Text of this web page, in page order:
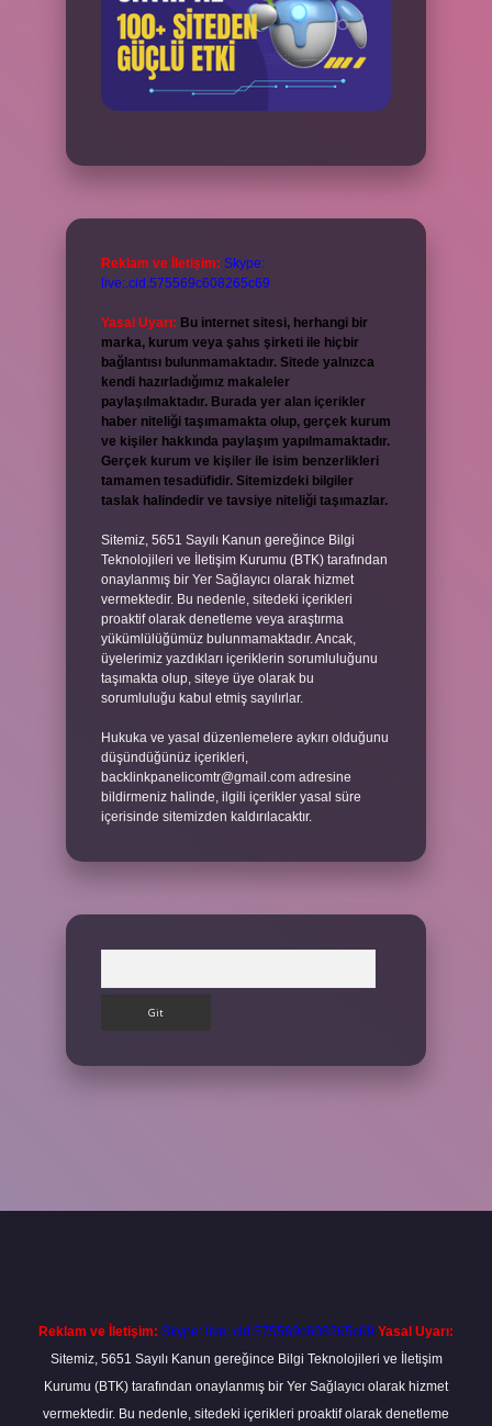
Reklam ve İletişim: Skype:
live:.cid.575569c608265c69
Yasal Uyarı: Bu internet sitesi, herhangi bir
marka, kurum veya şahıs şirketi ile hiçbir
bağlantısı bulunmamaktadır. Sitede yalnızca
kendi hazırladığımız makaleler
paylaşılmaktadır. Burada yer alan içerikler
haber niteliği taşımamakta olup, gerçek kurum
ve kişiler hakkında paylaşım yapılmamaktadır.
Gerçek kurum ve kişiler ile isim benzerlikleri
tamamen tesadüfidir. Sitemizdeki bilgiler
taslak halindedir ve tavsiye niteliği taşımazlar.
Sitemiz, 5651 Sayılı Kanun gereğince Bilgi
Teknolojileri ve İletişim Kurumu (BTK) tarafından
onaylanmış bir Yer Sağlayıcı olarak hizmet
vermektedir. Bu nedenle, sitedeki içerikleri
proaktif olarak denetleme veya araştırma
yükümlülüğümüz bulunmamaktadır. Ancak,
üyelerimiz yazdıkları içeriklerin sorumluluğunu
taşımakta olup, siteye üye olarak bu
sorumluluğu kabul etmiş sayılırlar.
Hukuka ve yasal düzenlemelere aykırı olduğunu
düşündüğünüz içerikleri,
backlinkpanelicomtr@gmail.com adresine
bildirmeniz halinde, ilgili içerikler yasal süre
içerisinde sitemizden kaldırılacaktır.
Reklam ve İletişim: Skype: live:.cid.575569c608265c69 Yasal Uyarı:
Sitemiz, 5651 Sayılı Kanun gereğince Bilgi Teknolojileri ve İletişim
Kurumu (BTK) tarafından onaylanmış bir Yer Sağlayıcı olarak hizmet
vermektedir. Bu nedenle, sitedeki içerikleri proaktif olarak denetleme